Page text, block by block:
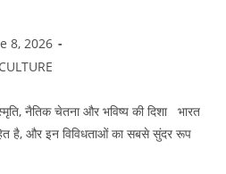
8, 2026
नैतिक चेतना और भविष्य की दिशा भारत
है, और इन विविधताओं का सबसे सुंदर रूप